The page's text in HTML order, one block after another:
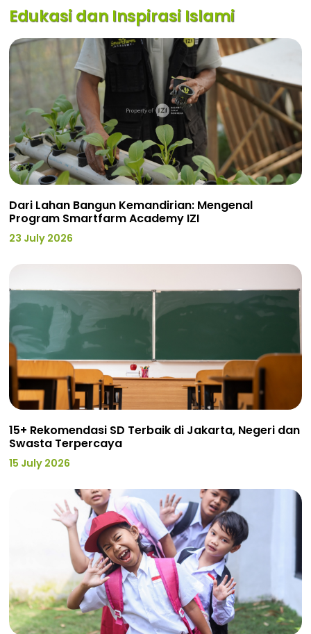
Edukasi dan Inspirasi Islami
Dari Lahan Bangun Kemandirian: Mengenal
Program Smartfarm Academy IZI
23 July 2026
15+ Rekomendasi SD Terbaik di Jakarta, Negeri dan
Swasta Terpercaya
15 July 2026